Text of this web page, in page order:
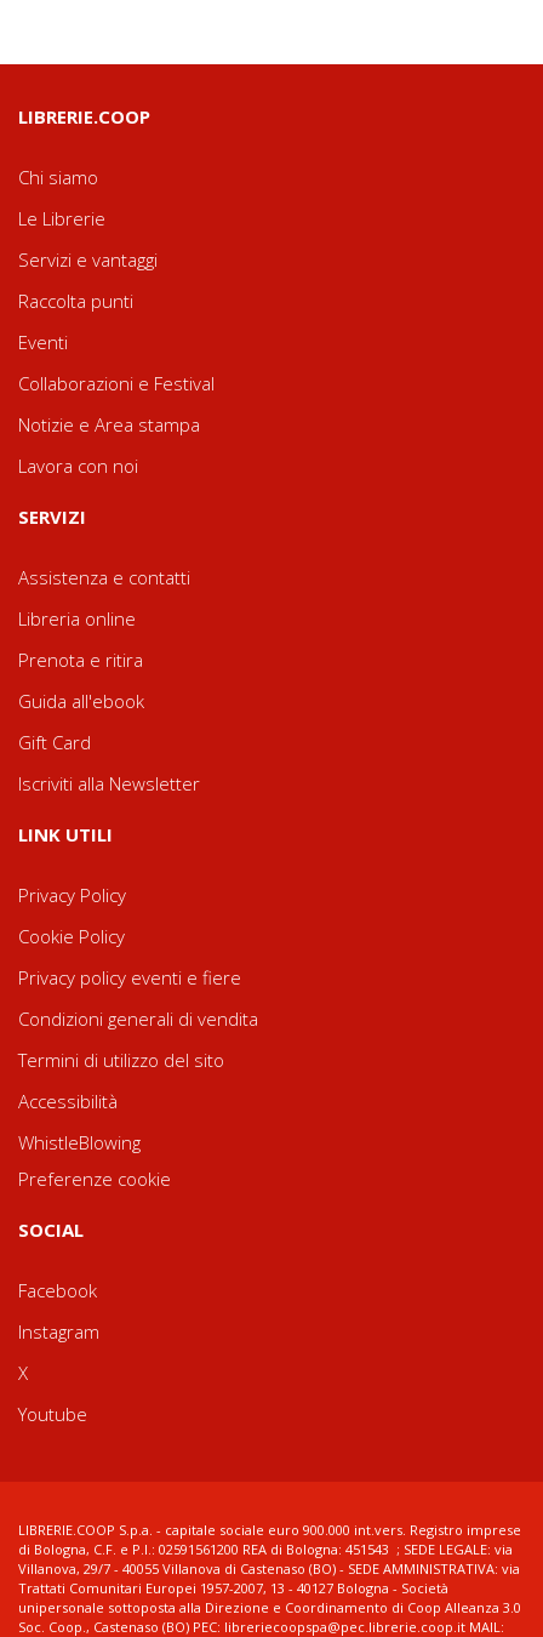
LIBRERIE.COOP
Chi siamo
Le Librerie
Servizi e vantaggi
Raccolta punti
Eventi
Collaborazioni e Festival
Notizie e Area stampa
Lavora con noi
SERVIZI
Assistenza e contatti
Libreria online
Prenota e ritira
Guida all'ebook
Gift Card
Iscriviti alla Newsletter
LINK UTILI
Privacy Policy
Cookie Policy
Privacy policy eventi e fiere
Condizioni generali di vendita
Termini di utilizzo del sito
Accessibilità
WhistleBlowing
Preferenze cookie
SOCIAL
Facebook
Instagram
X
Youtube
LIBRERIE.COOP S.p.a. - capitale sociale euro 900.000 int.vers. Registro imprese
di Bologna, C.F. e P.I.: 02591561200 REA di Bologna: 451543 ; SEDE LEGALE: via
Villanova, 29/7 - 40055 Villanova di Castenaso (BO) - SEDE AMMINISTRATIVA: via
Trattati Comunitari Europei 1957-2007, 13 - 40127 Bologna - Società
unipersonale sottoposta alla Direzione e Coordinamento di Coop Alleanza 3.0
Soc. Coop., Castenaso (BO) PEC: libreriecoopspa@pec.librerie.coop.it MAIL: